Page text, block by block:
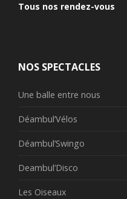
Tous nos rendez-vous
NOS SPECTACLES
Une balle entre nous
Déambul’Vélos
Déambul’Swingo
Deambul’Disco
Les Oiseaux